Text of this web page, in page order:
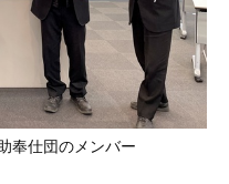
奉仕団のメンバー